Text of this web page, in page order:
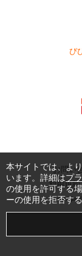
び
お問い
利用規約
Copyright
本サイトでは、よ
います。詳細はプ
の使用を許可する
ーの使用を拒否す